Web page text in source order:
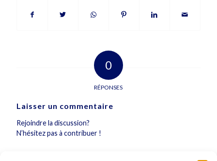
0
RÉPONSES
Laisser un commentaire
Rejoindre la discussion?
N’hésitez pas à contribuer !